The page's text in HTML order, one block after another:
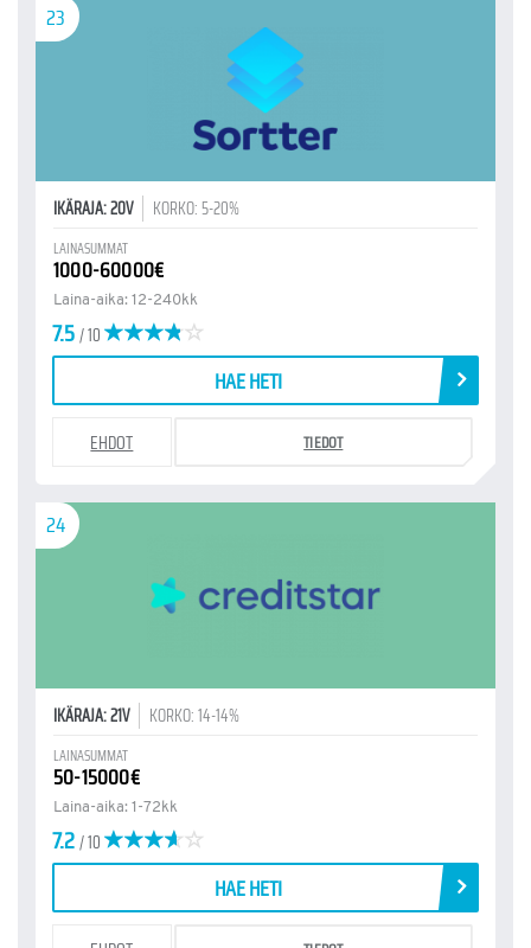
23
IKÄRAJA: 20V KORKO: 5-20%
LAINASUMMAT
1000-60000€
Laina-aika: 12-240kk
7.5/ 10
HAE HETI
EHDOT TIEDOT
24
IKÄRAJA: 21V KORKO: 14-14%
LAINASUMMAT
50-15000€
Laina-aika: 1-72kk
7.2/ 10
HAE HETI